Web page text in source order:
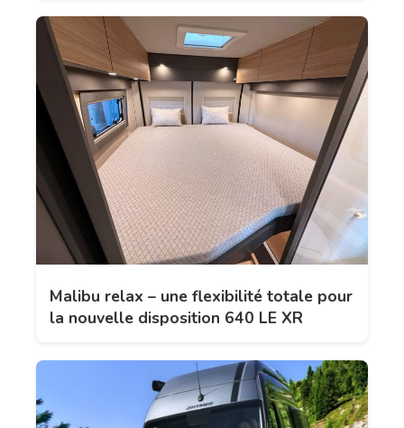
Malibu relax – une flexibilité totale pour
la nouvelle disposition 640 LE XR